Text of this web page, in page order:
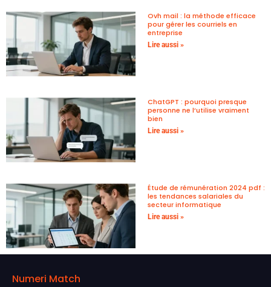
Ovh mail : la méthode efficace
pour gérer les courriels en
entreprise
Lire aussi »
ChatGPT : pourquoi presque
personne ne l’utilise vraiment
bien
Lire aussi »
Étude de rémunération 2024 pdf :
les tendances salariales du
secteur informatique
Lire aussi »
Numeri Match